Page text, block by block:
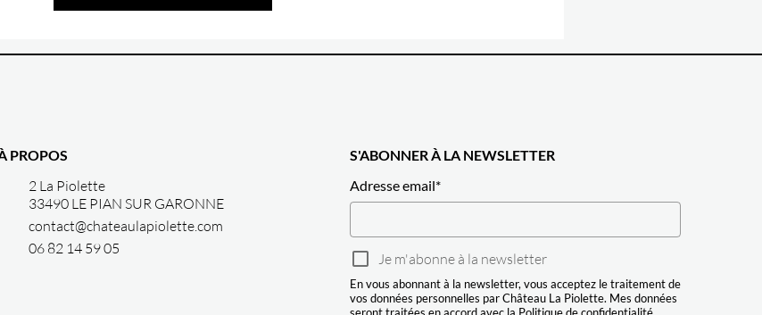
PROPOS
2 La Piolette
33490 LE PIAN SUR GARONNE
contact@chateaulapiolette.com
06 82 14 59 05
S'ABONNER À LA NEWSLETTER
Adresse email*
Je m'abonne à la newsletter
En vous abonnant à la newsletter, vous acceptez le traitement de
vos données personnelles par Château La Piolette. Mes données